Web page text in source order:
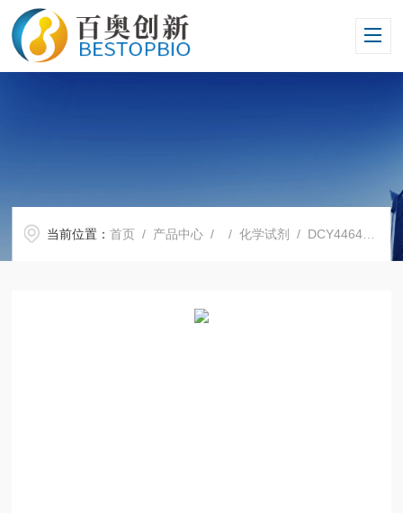
当前位置：首页 / 产品中心 / /化学试剂 / DCY4464A多克隆山羊抗小鼠IgG